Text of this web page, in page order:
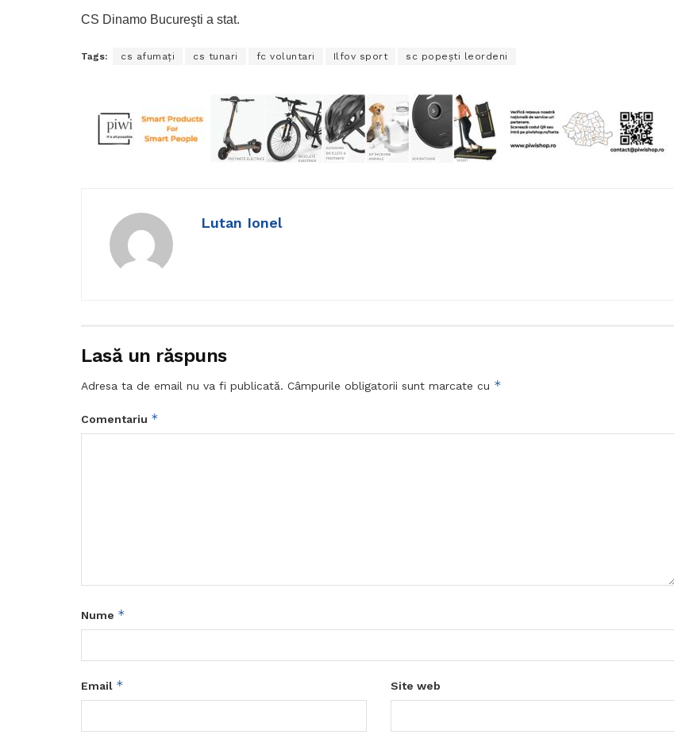
CS Dinamo Bucureşti a stat.
Tags: cs afumați cs tunari fc voluntari Ilfov sport sc popești leordeni
Lutan Ionel
Lasă un răspuns
Adresa ta de email nu va fi publicată. Câmpurile obligatorii sunt marcate cu *
Comentariu *
Nume *
Email * Site web